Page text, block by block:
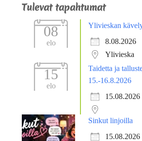
Tulevat tapahtumat
08
elo
Ylivieskan
8.08.2026
Ylivieska
15
elo
Taidetta ja
15.-16.8.2026
15.08.2026
Sinkut linjoilla
15.08.2026